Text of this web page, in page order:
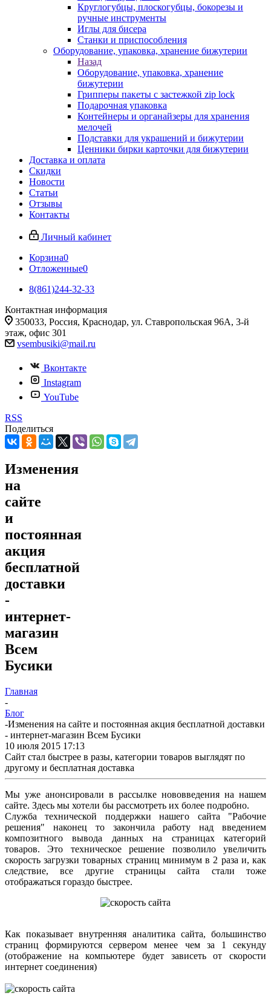
Круглогубцы, плоскогубцы, бокорезы и
ручные инструменты
Иглы для бисера
Станки и приспособления
Оборудование, упаковка, хранение бижутерии
Назад
Оборудование, упаковка, хранение
бижутерии
Грипперы пакеты с застежкой zip lock
Подарочная упаковка
Контейнеры и органайзеры для хранения
мелочей
Подставки для украшений и бижутерии
Ценники бирки карточки для бижутерии
Доставка и оплата
Скидки
Новости
Статьи
Отзывы
Контакты
Личный кабинет
Корзина0
Отложенные0
8(861)244-32-33
Контактная информация
350033, Россия, Краснодар, ул. Ставропольская 96А, 3-й
этаж, офис 301
vsembusiki@mail.ru
Вконтакте
Instagram
YouTube
RSS
Поделиться
Изменения
на
сайте
и
постоянная
акция
бесплатной
доставки
-
интернет-
магазин
Всем
Бусики
Главная
-
Блог
-Изменения на сайте и постоянная акция бесплатной доставки
- интернет-магазин Всем Бусики
10 июля 2015 17:13
Сайт стал быстрее в разы, категории товаров выглядят по
другому и бесплатная доставка
Мы уже анонсировали в рассылке нововведения на нашем
сайте. Здесь мы хотели бы рассмотреть их более подробно.
Служба технической поддержки нашего сайта "Рабочие
решения" наконец то закончила работу над введением
композитного вывода данных на страницах категорий
товаров. Это техническое решение позволило увеличить
скорость загрузки товарных страниц минимум в 2 раза и, как
следствие, все другие страницы сайта стали тоже
отображаться гораздо быстрее.
Как показывает внутренняя аналитика сайта, большинство
страниц формируются сервером менее чем за 1 секунду
(отображение на компьютере будет зависеть от скорости
интернет соединения)